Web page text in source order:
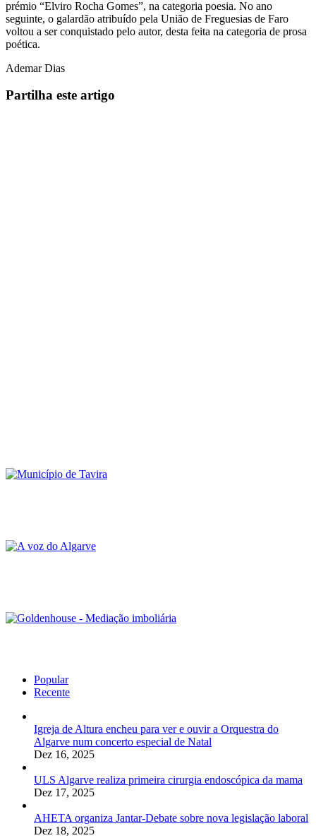
prémio “Elviro Rocha Gomes”, na categoria poesia. No ano
seguinte, o galardão atribuído pela União de Freguesias de Faro
voltou a ser conquistado pelo autor, desta feita na categoria de prosa
poética.
Ademar Dias
Partilha este artigo
Popular
Recente
Igreja de Altura encheu para ver e ouvir a Orquestra do
Algarve num concerto especial de Natal
Dez 16, 2025
ULS Algarve realiza primeira cirurgia endoscópica da mama
Dez 17, 2025
AHETA organiza Jantar-Debate sobre nova legislação laboral
Dez 18, 2025